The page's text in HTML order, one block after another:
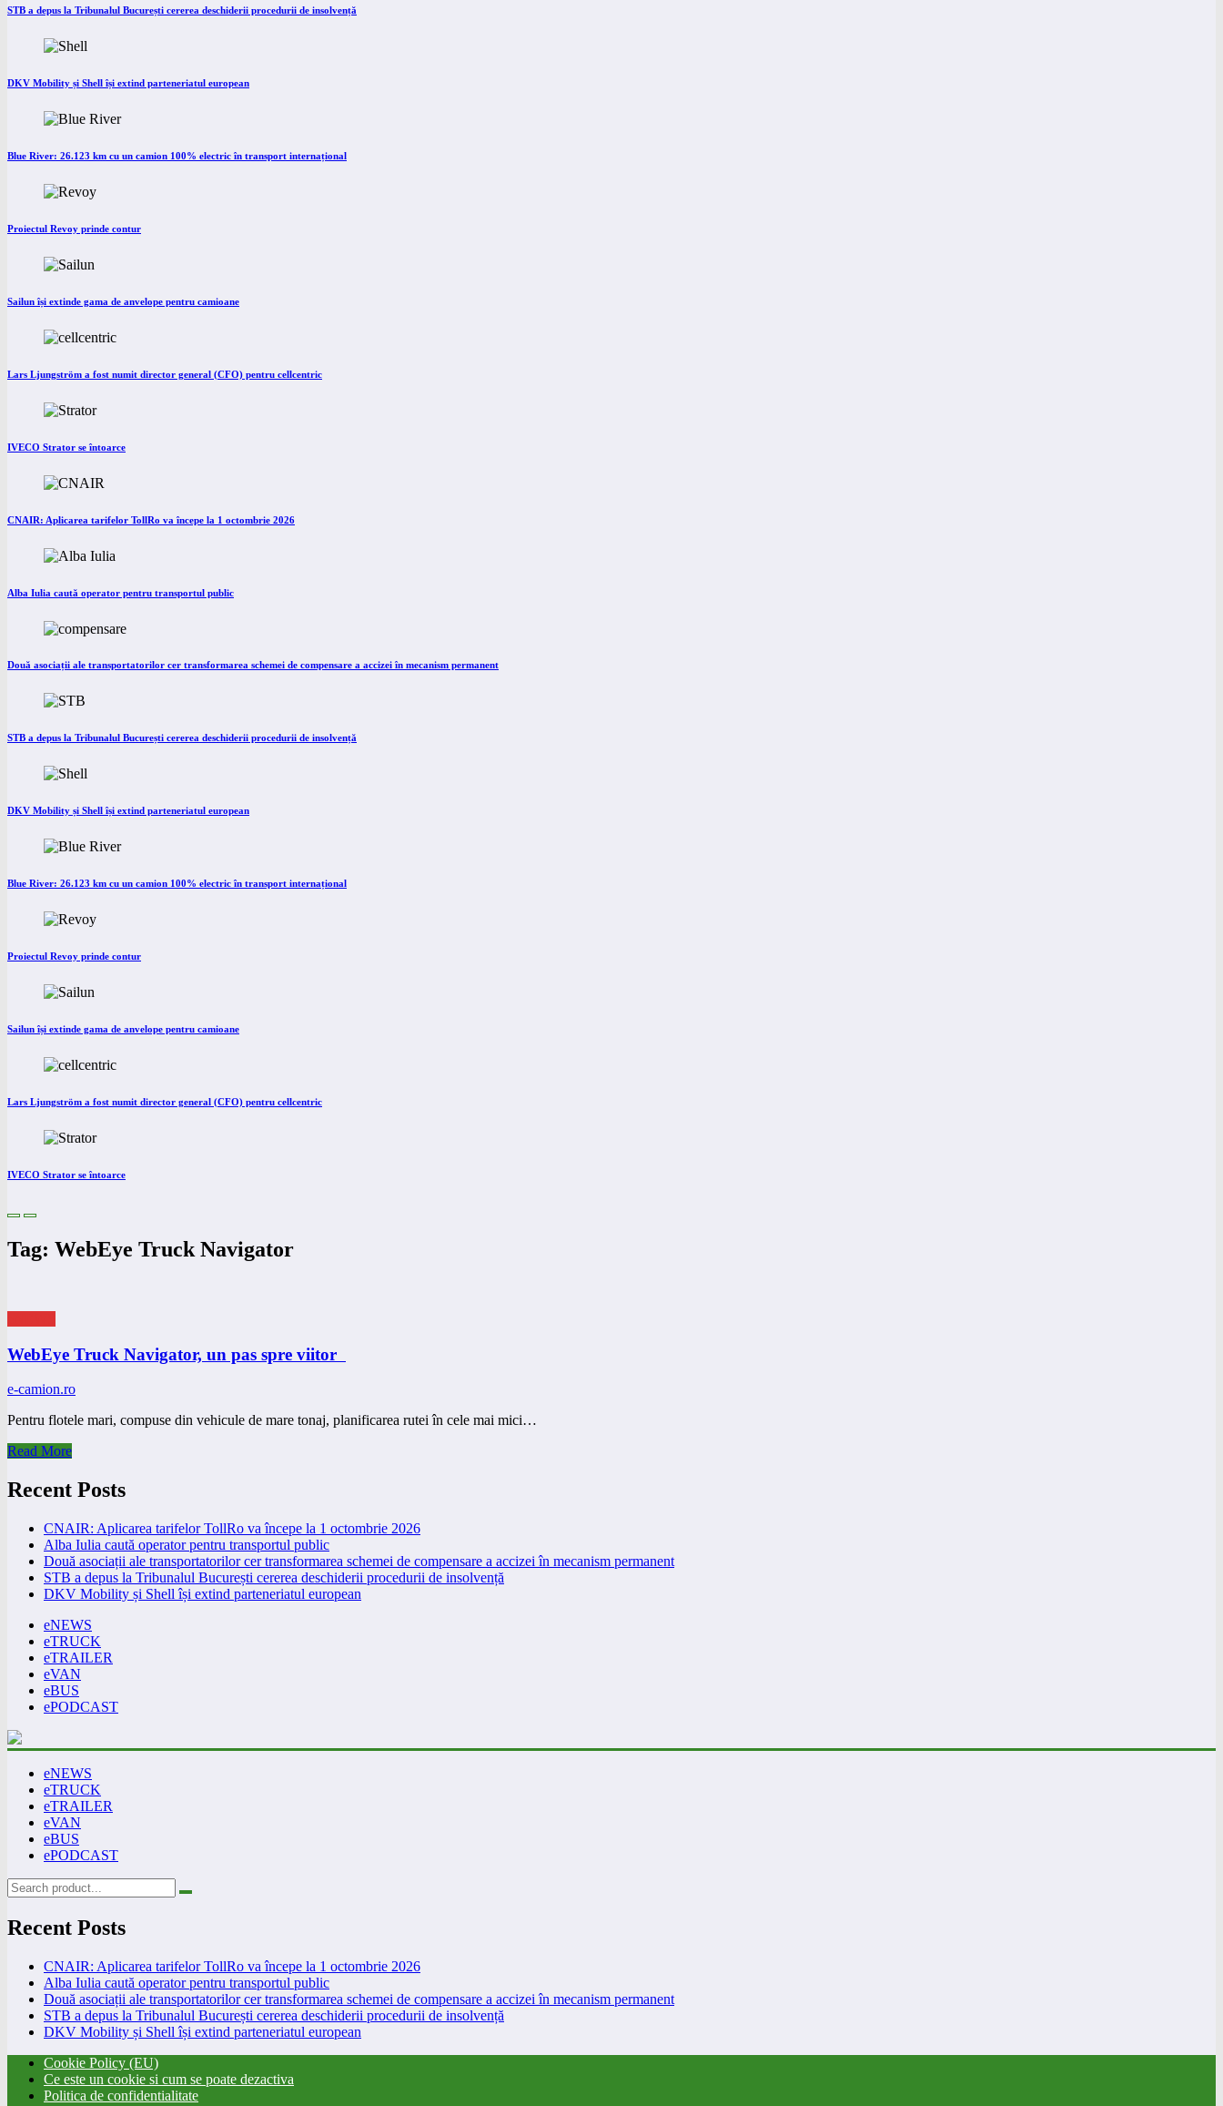
STB a depus la Tribunalul București cererea deschiderii procedurii de insolvență
DKV Mobility și Shell își extind parteneriatul european
Blue River: 26.123 km cu un camion 100% electric în transport internațional
Proiectul Revoy prinde contur
Sailun își extinde gama de anvelope pentru camioane
Lars Ljungström a fost numit director general (CFO) pentru cellcentric
IVECO Strator se întoarce
CNAIR: Aplicarea tarifelor TollRo va începe la 1 octombrie 2026
Alba Iulia caută operator pentru transportul public
Două asociații ale transportatorilor cer transformarea schemei de compensare a accizei în mecanism permanent
STB a depus la Tribunalul București cererea deschiderii procedurii de insolvență
DKV Mobility și Shell își extind parteneriatul european
Blue River: 26.123 km cu un camion 100% electric în transport internațional
Proiectul Revoy prinde contur
Sailun își extinde gama de anvelope pentru camioane
Lars Ljungström a fost numit director general (CFO) pentru cellcentric
IVECO Strator se întoarce
Tag: WebEye Truck Navigator
WebEye Truck Navigator, un pas spre viitor
e-camion.ro
Pentru flotele mari, compuse din vehicule de mare tonaj, planificarea rutei în cele mai mici…
Read More
Recent Posts
CNAIR: Aplicarea tarifelor TollRo va începe la 1 octombrie 2026
Alba Iulia caută operator pentru transportul public
Două asociații ale transportatorilor cer transformarea schemei de compensare a accizei în mecanism permanent
STB a depus la Tribunalul București cererea deschiderii procedurii de insolvență
DKV Mobility și Shell își extind parteneriatul european
eNEWS
eTRUCK
eTRAILER
eVAN
eBUS
ePODCAST
eNEWS
eTRUCK
eTRAILER
eVAN
eBUS
ePODCAST
Recent Posts
CNAIR: Aplicarea tarifelor TollRo va începe la 1 octombrie 2026
Alba Iulia caută operator pentru transportul public
Două asociații ale transportatorilor cer transformarea schemei de compensare a accizei în mecanism permanent
STB a depus la Tribunalul București cererea deschiderii procedurii de insolvență
DKV Mobility și Shell își extind parteneriatul european
Cookie Policy (EU)
Ce este un cookie si cum se poate dezactiva
Politica de confidentialitate